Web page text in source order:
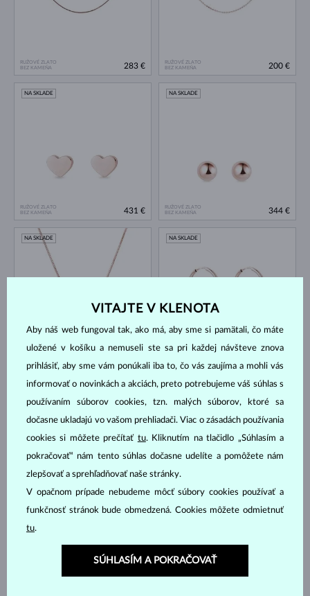
RUŽOVÉ ZLATO
BEZ KAMEŇA
283 €
RUŽOVÉ ZLATO
BEZ KAMEŇA
200 €
RUŽOVÉ ZLATO
BEZ KAMEŇA
NA SKLADE
431 €
RUŽOVÉ ZLATO
BEZ KAMEŇA
NA SKLADE
344 €
RUŽOVÉ ZLATO
NA SKLADE
RUŽOVÉ ZLATO
NA SKLADE
RUŽOVÉ ZLATO
NA SKLADE
RUŽOVÉ ZLATO
NA SKLADE
NA SKLADE
VITAJTE V KLENOTA
Aby náš web fungoval tak, ako má, aby sme si pamätali, čo máte
uložené v košíku a nemuseli ste sa pri každej návšteve znova
prihlásiť, aby sme vám ponúkali iba to, čo vás zaujíma a mohli vás
informovať o novinkách a akciách, preto potrebujeme váš súhlas s
používaním súborov cookies, tzn. malých súborov, ktoré sa
dočasne ukladajú vo vašom prehliadači. Viac o zásadách používania
cookies si môžete prečítať tu. Kliknutím na tlačidlo „Súhlasím a
pokračovať“ nám tento súhlas dočasne udelíte a pomôžete nám
zlepšovať a sprehľadňovať naše stránky.
V opačnom prípade nebudeme môcť súbory cookies používať a
funkčnosť stránok bude obmedzená. Cookies môžete odmietnuť
tu.
SÚHLASÍM A POKRAČOVAŤ